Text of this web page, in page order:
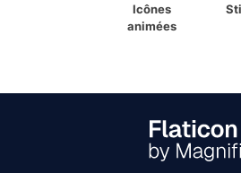
Icônes
animées